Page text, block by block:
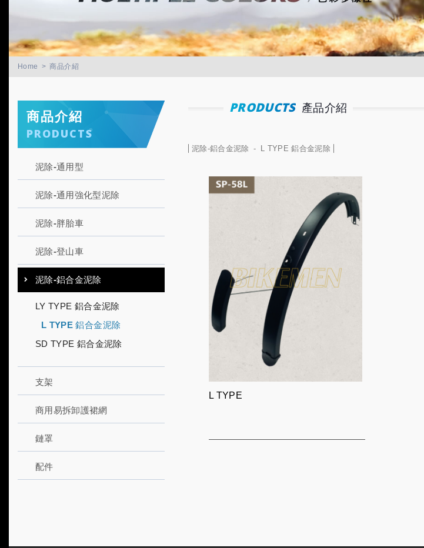
Home 商品介紹
商品介紹
PRODUCTS
泥除-通用型
泥除-通用強化型泥除
泥除-胖胎車
泥除-登山車
泥除-鋁合金泥除
LY TYPE 鋁合金泥除
L TYPE 鋁合金泥除
SD TYPE 鋁合金泥除
支架
商用易拆卸護裙網
鏈罩
配件
PRODUCTS 產品介紹
泥除-鋁合金泥除 L TYPE 鋁合金泥除
L TYPE